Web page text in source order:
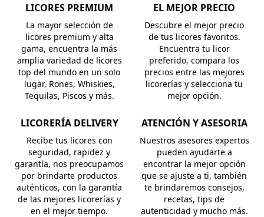
LICORES PREMIUM
La mayor selección de
licores premium y alta
gama, encuentra la más
amplia variedad de licores
top del mundo en un solo
lugar, Rones, Whiskies,
Tequilas, Piscos y más.
EL MEJOR PRECIO
Descubre el mejor precio
de tus licores favoritos.
Encuentra tu licor
preferido, compara los
precios entre las mejores
licorerías y selecciona tu
mejor opción.
LICORERÍA DELIVERY
Recibe tus licores con
seguridad, rapidez y
garantía, nos preocupamos
por brindarte productos
auténticos, con la garantía
de las mejores licorerías y
en el mejor tiempo.
ATENCIÓN Y ASESORIA
Nuestros asesores expertos
pueden ayudarte a
encontrar la mejor opción
que se ajuste a ti, también
te brindaremos consejos,
recetas, tips de
autenticidad y mucho más.